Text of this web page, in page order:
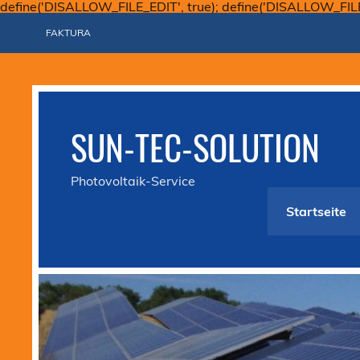
define('DISALLOW_FILE_EDIT', true);
FAKTURA
SUN-TEC-SOLUTION
Photovoltaik-Service
Startseite